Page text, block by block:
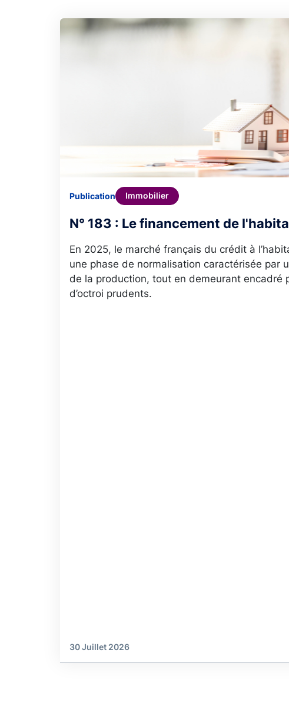
N° 183 : Le financement de
Publication Immobilier
En 2025, le marché français du crédit à
une phase de normalisation caractérisée par
de la production, tout en demeurant encadré
d’octroi prudents.
30 Juillet 2026